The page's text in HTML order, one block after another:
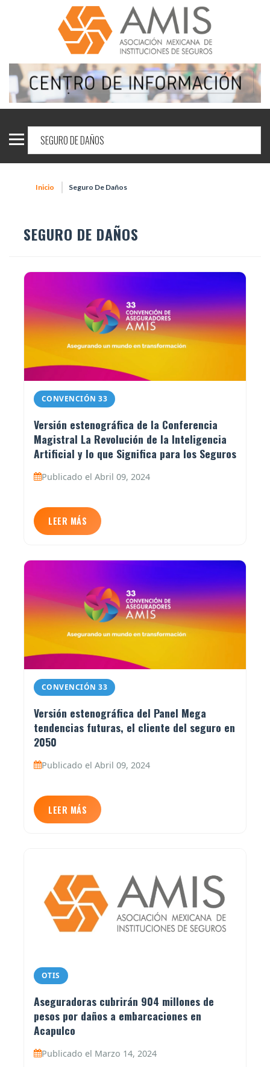
Inicio Seguro De Daños
SEGURO DE DAÑOS
CONVENCIÓN 33
Versión estenográfica de la Conferencia
Magistral La Revolución de la Inteligencia
Artificial y lo que Significa para los Seguros
Publicado el Abril 09, 2024
LEER MÁS
CONVENCIÓN 33
Versión estenográfica del Panel Mega
tendencias futuras, el cliente del seguro en
2050
Publicado el Abril 09, 2024
LEER MÁS
OTIS
Aseguradoras cubrirán 904 millones de
pesos por daños a embarcaciones en
Acapulco
Publicado el Marzo 14, 2024